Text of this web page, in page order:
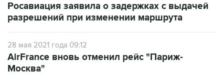
Росавиация заявила о задержках с выдачей
разрешений при изменении маршрута
28 мая 2021 года 09:12
AirFrance вновь отменил рейс "Париж-
Москва"